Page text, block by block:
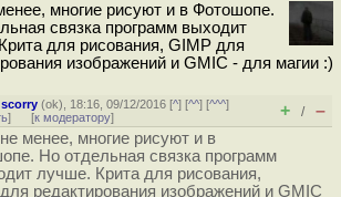
многие рисуют и в Фотошопе.
связка программ выходит
для рисования, GIMP для
изображений и GMIC - для магии :)
,scorry (ok), 18:16, 09/12/2016 [^] [^^] [^^^]
] [к модератору] + / –
менее, многие рисуют и в
Но отдельная связка программ
лучше. Крита для рисования,
редактирования изображений и GMIC